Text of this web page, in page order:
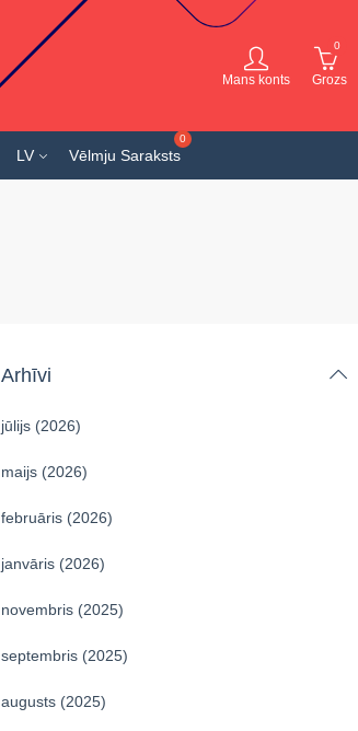
Mans konts
0
Grozs
LV Vēlmju Saraksts
Arhīvi
jūlijs (2026)
maijs (2026)
februāris (2026)
janvāris (2026)
novembris (2025)
septembris (2025)
augusts (2025)